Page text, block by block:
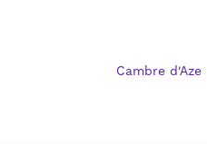
Cambre d'Aze